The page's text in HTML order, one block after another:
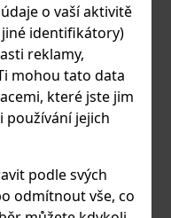
o vaší aktivitě
jiné identifikátory)
reklamy,
mohou tato data
které jste jim
používání jejich
podle svých
odmítnout vše, co
7% obj.